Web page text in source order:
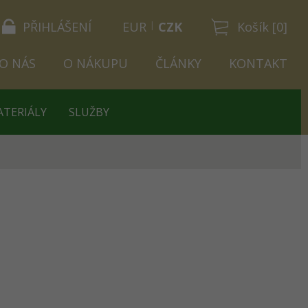
PŘIHLÁŠENÍ Košík [0]
EUR CZK
O NÁS O NÁKUPU ČLÁNKY KONTAKT
SLUŽBY